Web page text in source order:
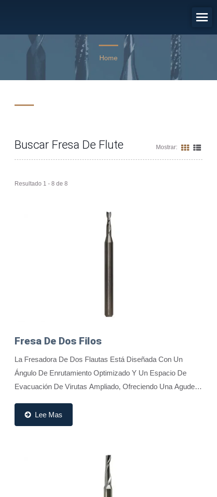
Flute
45 años de excelencia en la fabricación de herramientas.
Home
Buscar Fresa De Flute Mostrar:
Resultado 1 - 8 de 8
Fresa De Dos Filos
La Fresadora De Dos Flautas Está Diseñada Con Un
Ángulo De Enrutamiento Optimizado Y Un Espacio De
Evacuación De Virutas Ampliado, Ofreciendo Una Agudeza
Lee Mas